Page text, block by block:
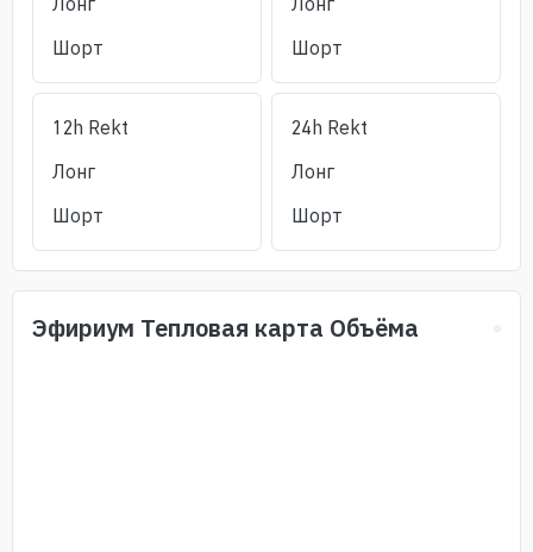
Шорт
Шорт
12h Rekt
Лонг
Шорт
24h Rekt
Лонг
Шорт
Эфириум Тепловая карта Объёма